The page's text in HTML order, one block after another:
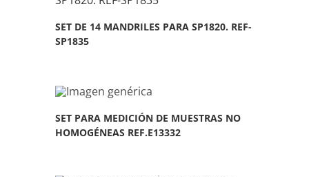
SET DE 14 MANDRILES PARA SP1820. REF-
SP1835
SET PARA MEDICIÓN DE MUESTRAS NO
HOMOGÉNEAS REF.E13332